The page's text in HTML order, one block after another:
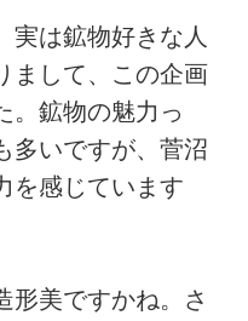
は鉱物好きな人
まして、この企画
。鉱物の魅力っ
多いですが、菅沼
を感じています
美ですかね。さ